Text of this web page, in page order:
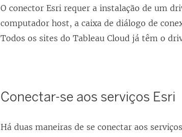
O conector Esri requer a instalação de um
computador host, a caixa de diálogo de
Todos os sites do Tableau Cloud já têm o
Conectar-se aos serviços Esri
Há duas maneiras de se conectar aos